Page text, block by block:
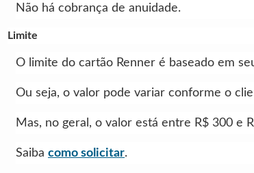
Não há cobrança de anuidade.
Limite
O limite do cartão Renner é baseado em
Ou seja, o valor pode variar conforme o
Mas, no geral, o valor está entre R$ 300 e
Saiba como solicitar.